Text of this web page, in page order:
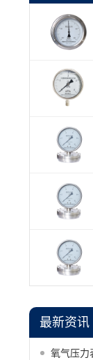
最新资讯
氧气压力